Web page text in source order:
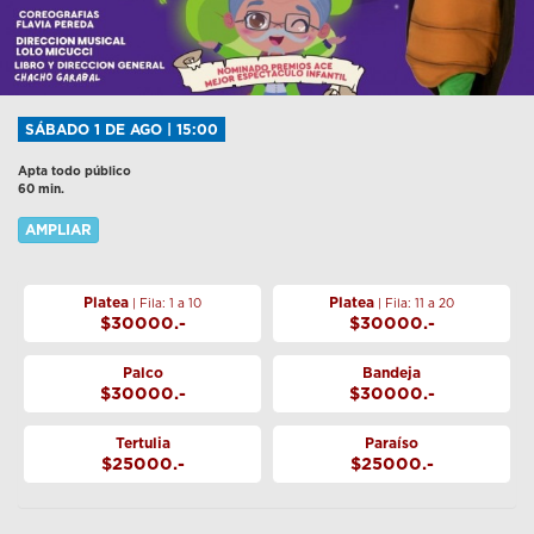
SÁBADO 1 DE AGO | 15:00
Apta todo público
60 min.
AMPLIAR
Platea | Fila: 1 a 10
$30000.-
Platea | Fila: 11 a 20
$30000.-
Palco
$30000.-
Bandeja
$30000.-
Tertulia
$25000.-
Paraíso
$25000.-